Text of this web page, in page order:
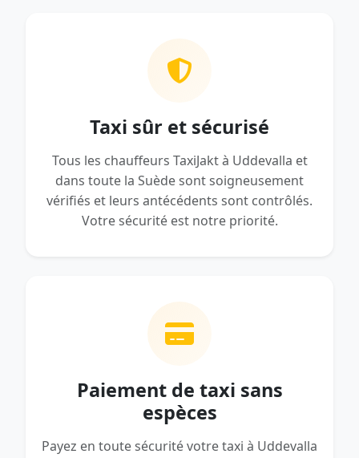
Taxi sûr et sécurisé
Tous les chauffeurs TaxiJakt à Uddevalla et
dans toute la Suède sont soigneusement
vérifiés et leurs antécédents sont contrôlés.
Votre sécurité est notre priorité.
Paiement de taxi sans
espèces
Payez en toute sécurité votre taxi à Uddevalla